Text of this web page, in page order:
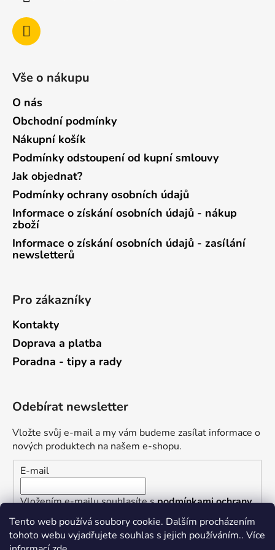
Tento web používá soubory cookie. Dalším procházením
tohoto webu vyjadřujete souhlas s jejich používáním.. Více
Vše o nákupu
O nás
Obchodní podmínky
Nákupní košík
Podmínky odstoupení od kupní smlouvy
Jak objednat?
Podmínky ochrany osobních údajů
Informace o získání osobních údajů - nákup
zboží
Informace o získání osobních údajů - zasílání
newsletterů
Pro zákazníky
Kontakty
Doprava a platba
Poradna - tipy a rady
Odebírat newsletter
Vložte svůj e-mail a my vám budeme zasílat informace o
nových produktech na našem e-shopu.
E-mail
Vložením e-mailu souhlasíte spodmínkami ochrany
osobních údajů
PŘIHLÁSIT SE